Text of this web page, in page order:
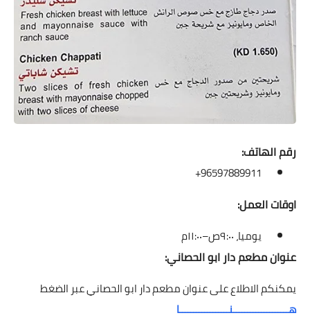
رقم الهاتف:
96597889911+
اوقات العمل:
يوميا، ٩:٠٠ص–١١:٠٠م
عنوان مطعم دار ابو الحصاني:
يمكنكم الاطلاع على عنوان مطعم دار ابو الحصاني عبر الضغط
هــــــــــــــــــــنــــــــــــــــــا